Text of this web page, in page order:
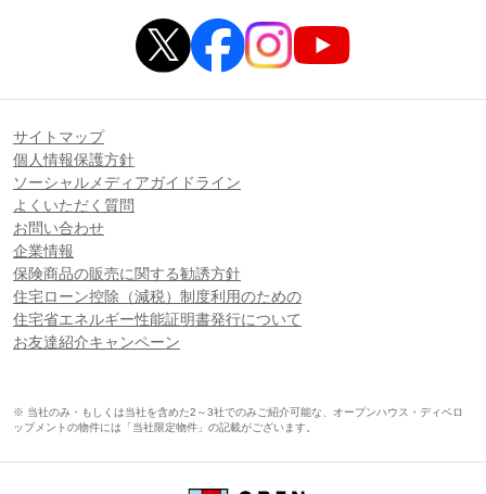
サイトマップ
個人情報保護方針
ソーシャルメディアガイドライン
よくいただく質問
お問い合わせ
企業情報
保険商品の販売に関する勧誘方針
住宅ローン控除（減税）制度利用のための
住宅省エネルギー性能証明書発行について
お友達紹介キャンペーン
※ 当社のみ・もしくは当社を含めた2～3社でのみご紹介可能な、オープンハウス・ディベロ
ップメントの物件には「当社限定物件」の記載がございます。